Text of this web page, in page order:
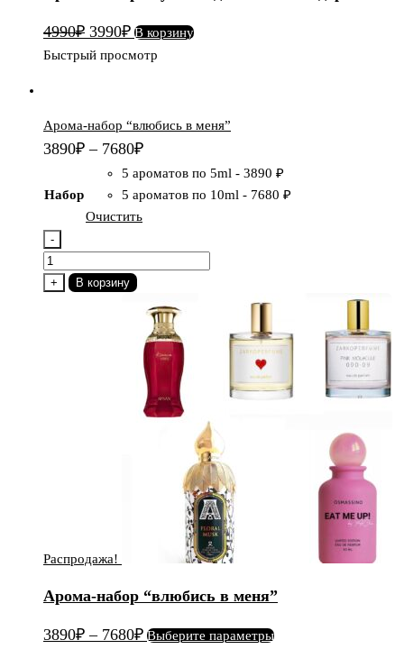
него"
+
4990₽ Первоначальная
цена
3990₽Текущая
цена:
В корзину
Быстрый просмотр
Арома-набор “влюбись в меня”
3890₽ – 7680₽
Набор
5 ароматов по 5ml - 3890 ₽
5 ароматов по 10ml - 7680 ₽
Очистить
-
Количество
товара
+ В корзину
Распродажа!
Арома-набор “влюбись в меня”
3890₽ – 7680₽ Выберите параметрыЭтот